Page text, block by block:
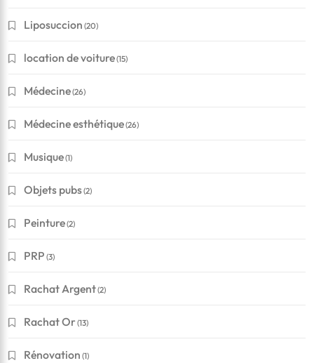
Liposuccion (20)
location de voiture(15)
Médecine(26)
Médecine esthétique(26)
Musique(1)
Objets pubs(2)
Peinture(2)
PRP (3)
Rachat Argent(2)
Rachat Or(13)
Rénovation (1)